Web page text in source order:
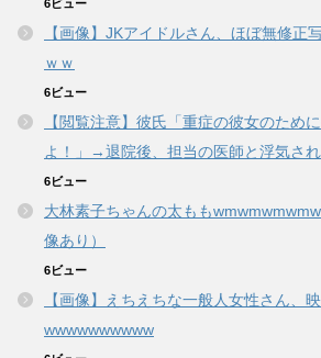
6ビュー
【画像】JKアイドルさん、ほぼ無修正
ｗｗ
6ビュー
【閲覧注意】彼氏「重症の彼女のため
よ！」→退院後、担当の医師と浮気さ
6ビュー
大林素子ちゃんの太もも
像あり）
6ビュー
【画像】えちえちな一般人女性さん、
wwwwwwwwww